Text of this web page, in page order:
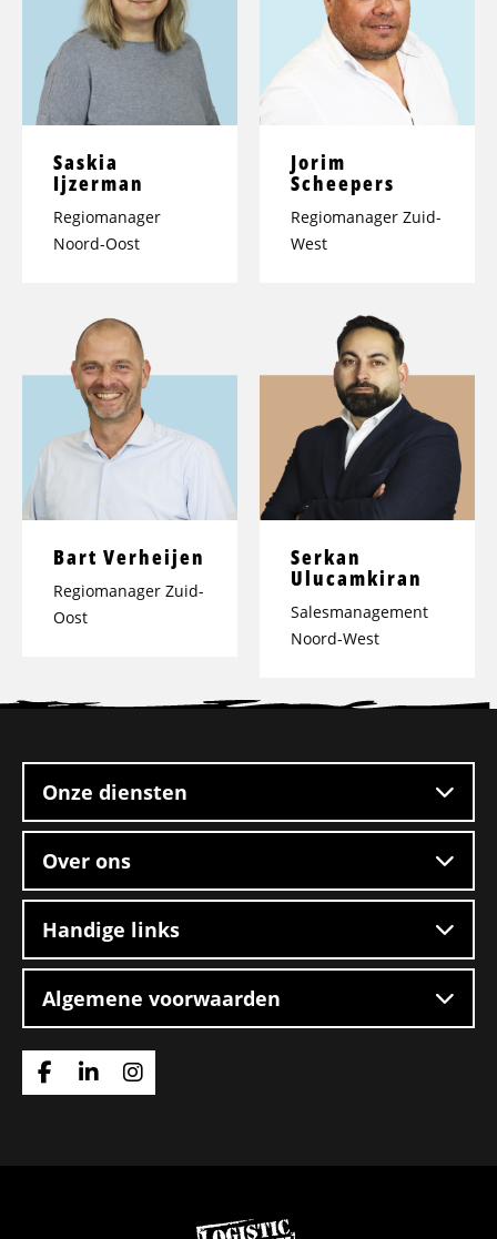
Saskia
Ijzerman
Regiomanager
Noord-Oost
Jorim
Scheepers
Regiomanager Zuid-
West
Bart Verheijen
Regiomanager Zuid-
Oost
Serkan
Ulucamkiran
Salesmanagement
Noord-West
footer
Onze diensten
Over ons
Handige links
Algemene voorwaarden
Ga
Ga
Ga
Ga